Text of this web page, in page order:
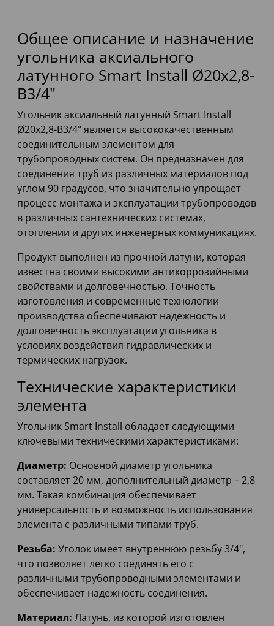
Общее описание и назначение
угольника аксиального
латунного Smart Install Ø20x2,8-
В3/4"
Угольник аксиальный латунный Smart Install
Ø20x2,8-В3/4" является высококачественным
соединительным элементом для
трубопроводных систем. Он предназначен для
соединения труб из различных материалов под
углом 90 градусов, что значительно упрощает
процесс монтажа и эксплуатации трубопроводов
в различных сантехнических системах,
отоплении и других инженерных коммуникациях.
Продукт выполнен из прочной латуни, которая
известна своими высокими антикоррозийными
свойствами и долговечностью. Точность
изготовления и современные технологии
производства обеспечивают надежность и
долговечность эксплуатации угольника в
условиях воздействия гидравлических и
термических нагрузок.
Технические характеристики
элемента
Угольник Smart Install обладает следующими
ключевыми техническими характеристиками:
Диаметр: Основной диаметр угольника
составляет 20 мм, дополнительный диаметр – 2,8
мм. Такая комбинация обеспечивает
универсальность и возможность использования
элемента с различными типами труб.
Резьба: Уголок имеет внутреннюю резьбу 3/4",
что позволяет легко соединять его с
различными трубопроводными элементами и
обеспечивает надежность соединения.
Материал: Латунь, из которой изготовлен